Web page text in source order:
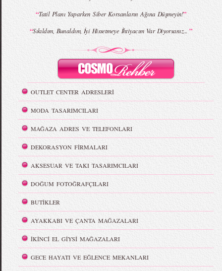
“Tatil Planı Yaparken Siber Korsanların Ağına Düşmeyin!”
“Sıkıldım, Bunaldım, İyi Hissetmeye İhtiyacım Var Diyorsanız... ”
OUTLET CENTER ADRESLERİ
MODA TASARIMCILARI
MAĞAZA ADRES VE TELEFONLARI
DEKORASYON FİRMALARI
AKSESUAR VE TAKI TASARIMCILARI
DOĞUM FOTOĞRAFÇILARI
BUTİKLER
AYAKKABI VE ÇANTA MAĞAZALARI
İKİNCİ EL GİYSİ MAĞAZALARI
GECE HAYATI VE EĞLENCE MEKANLARI